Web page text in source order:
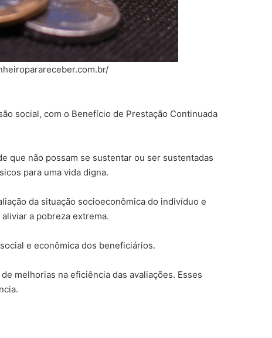
social, com o Benefício de Prestação Continuada
que não possam se sustentar ou ser sustentadas
para uma vida digna.
da situação socioeconômica do indivíduo e
a pobreza extrema.
e econômica dos beneficiários.
melhorias na eficiência das avaliações. Esses